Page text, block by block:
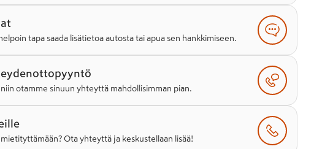
tapa saada lisätietoa autosta tai apua sen hankkimiseen.
niin otamme sinuun yhteyttä mahdollisimman pian.
mietityttämään? Ota yhteyttä ja keskustellaan lisää!